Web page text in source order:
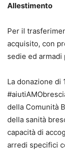
Allestimento
Per il
acquisito, con
sedie ed armadi
La donazione di
della Comunità
della sanità
capacità di
arredi specifici